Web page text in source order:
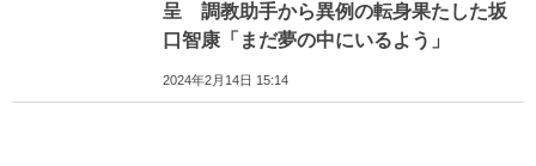
呈 調教助手から異例の転身果たした坂
口智康「まだ夢の中にいるよう」
2024年2月14日 15:14